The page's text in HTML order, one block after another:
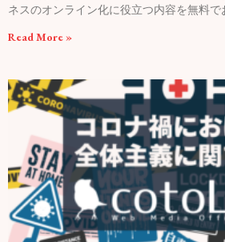
ネスのオンライン化に役立つ内容を無料で
Read More »